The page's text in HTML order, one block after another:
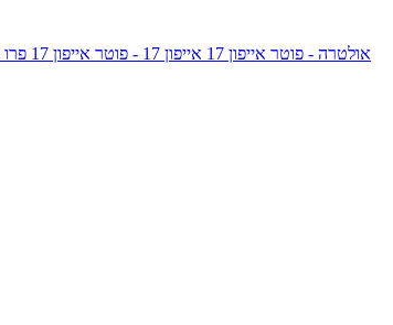
גלקסי S26 אולטרה - פוטר אייפון 17 אייפון 17 - פוטר אייפון 17 פרו